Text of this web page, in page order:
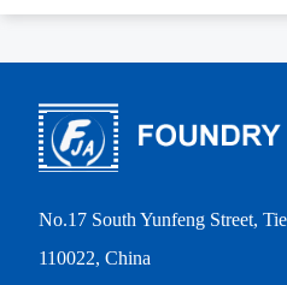
No.17 South Yunfeng Street,
110022, China